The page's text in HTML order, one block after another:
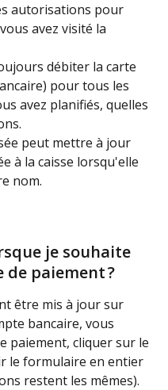
autorisations pour
avez visité la
débiter la carte
pour tous les
avez planifiés, quelles
peut mettre à jour
à la caisse lorsqu'elle
nom.
je souhaite
paiement ?
être mis à jour sur
bancaire, vous
paiement, cliquer sur le
le formulaire en entier
restent les mêmes).